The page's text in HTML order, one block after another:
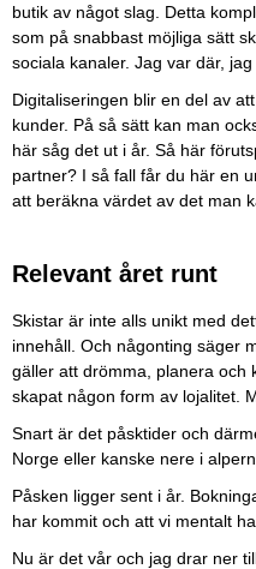
butik av något slag. Detta
som på snabbast möjliga sätt
sociala kanaler. Jag var där,
Digitaliseringen blir en del av
kunder. På så sätt kan man
här såg det ut i år. Så här
partner? I så fall får du här en
att beräkna värdet av det man
Relevant året runt
Skistar är inte alls unikt med
innehåll. Och någonting säger
gäller att drömma, planera och
skapat någon form av lojalitet.
Snart är det påsktider och
Norge eller kanske nere i
Påsken ligger sent i år.
har kommit och att vi mentalt
Nu är det vår och jag drar ner